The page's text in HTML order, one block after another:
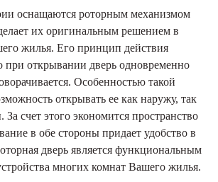
оснащаются роторным механизмом
их оригинальным решением в
жилья. Его принцип действия
при открывании дверь одновременно
Особенностью такой
открывать ее как наружу, так
счет этого экономится пространство
в обе стороны придает удобство в
дверь является функциональным
многих комнат Вашего жилья.